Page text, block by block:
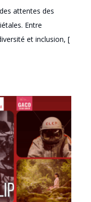
attentes des
Entre
et inclusion, [